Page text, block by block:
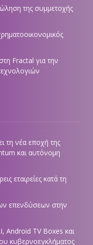
της συμμετοχής
Fractal για την
τη νέα εποχή της
και αυτόνομη
εταιρείες κατά τη
επενδύσεων στην
Android TV Boxes και
κυβερνοεγκλήματος